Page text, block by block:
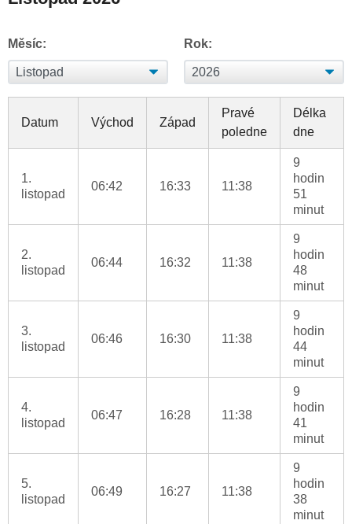
Měsíc: Rok:
Datum Východ Západ
Pravé
poledne
Délka
dne
1.
listopad
06:42 16:33 11:38
9
hodin
51
minut
2.
listopad
06:44 16:32 11:38
9
hodin
48
minut
3.
listopad
06:46 16:30 11:38
9
hodin
44
minut
4.
listopad
06:47 16:28 11:38
9
hodin
41
minut
5.
listopad
06:49 16:27 11:38
9
hodin
38
minut